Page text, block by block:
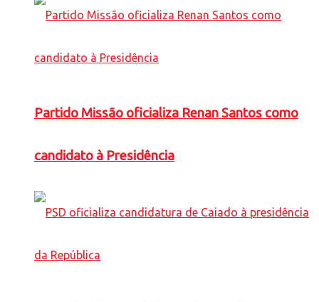
Partido Missão oficializa Renan Santos como
candidato à Presidência